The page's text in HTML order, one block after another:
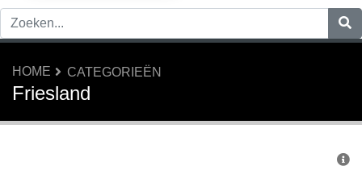
HOME CATEGORIEËN
Friesland